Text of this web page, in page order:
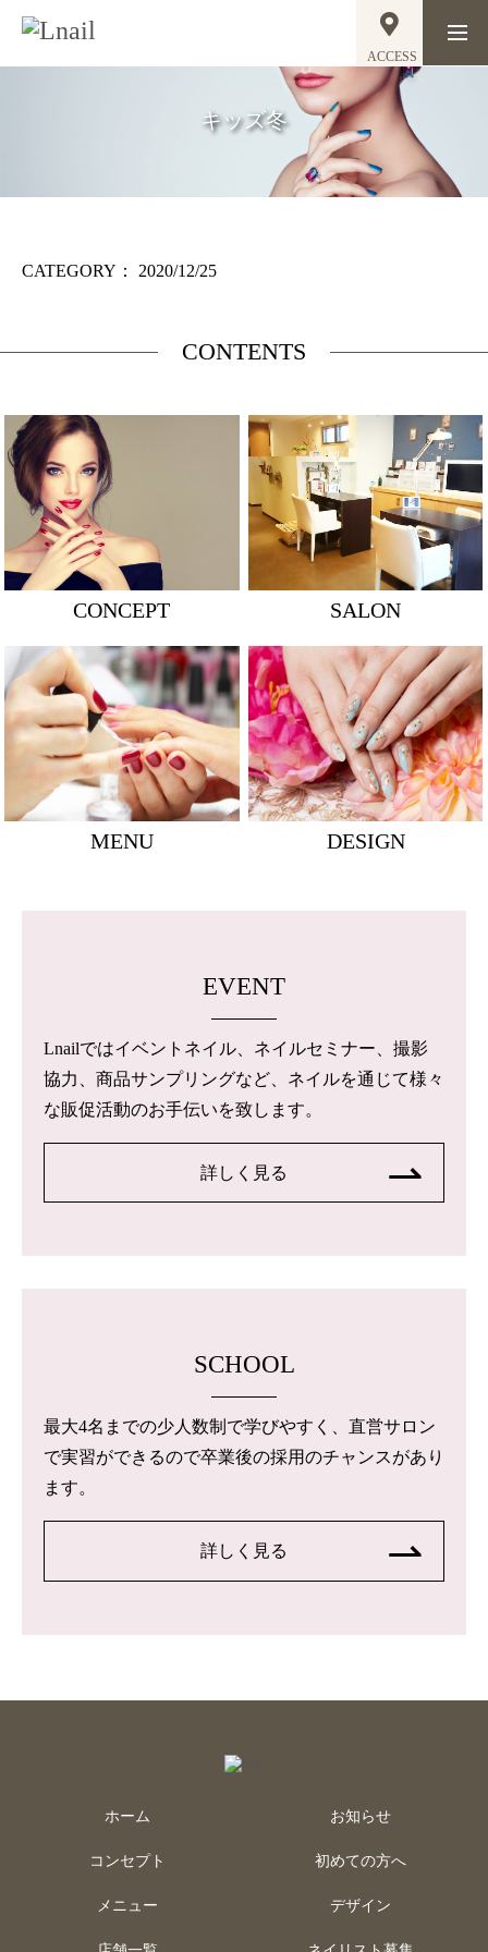
ACCESS
キッズ冬
CATEGORY： 2020/12/25
CONTENTS
CONCEPT SALON
MENU DESIGN
EVENT
Lnailではイベントネイル、ネイルセミナー、撮影
協力、商品サンプリングなど、ネイルを通じて様々
な販促活動のお手伝いを致します。
詳しく見る
SCHOOL
最大4名までの少人数制で学びやすく、直営サロン
で実習ができるので卒業後の採用のチャンスがあり
ます。
詳しく見る
ホーム
コンセプト
メニュー
お知らせ
初めての方へ
デザイン